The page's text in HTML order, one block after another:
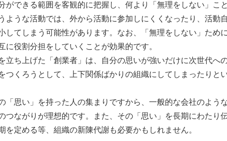
できる範囲を客観的に把握し、何より「無理をしない」こ
ような活動では、外から活動に参加しにくくなったり、活動
してしまう可能性があります。なお、「無理をしない」ため
役割分担をしていくことが効果的です。
ち上げた「創業者」は、自分の思いが強いだけに次世代へ
つくろうとして、上下関係ばかりの組織にしてしまったりと
思い」を持った人の集まりですから、一般的な会社のよう
つながりが理想的です。また、その「思い」を長期にわたり
を定める等、組織の新陳代謝も必要かもしれません。